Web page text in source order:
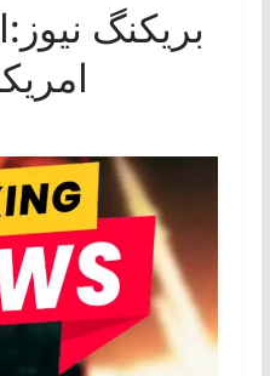
بریکنگ